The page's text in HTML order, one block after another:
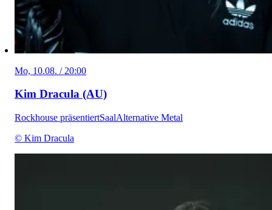
Mo, 10.08. / 20:00
Kim Dracula (AU)
Rockhouse präsentiertSaalAlternative Metal
© Kim Dracula